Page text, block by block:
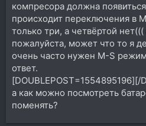
компресора должна
происходит переключения в
только три, а четвёртой
пожалуйста, может что то я
очень часто нужен M-S
ответ.
[DOUBLEPOST=1554895196][/
а как можно посмотреть
поменять?